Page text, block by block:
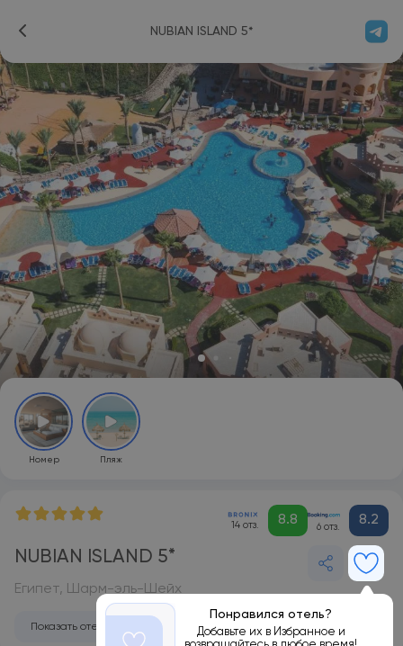
NUBIAN ISLAND 5*
Номер Пляж
14 отз. 8.8 6 отз. 8.2
NUBIAN ISLAND 5*
Понравился отель?
Добавьте их в Избранное и
Египет, Шарм-эль-Шейх
Показать отель на карте